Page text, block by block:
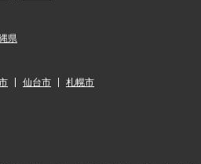
県
仙台市 札幌市